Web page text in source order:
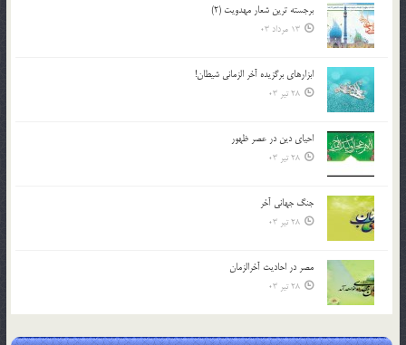
برجسته ترين شعار مهدويت (2)
13 مرداد 03
ابزارهاي برگزيده آخر الزماني شيطان!
28 تیر 03
احياي دين در عصر ظهور
28 تیر 03
جنگ جهاني آخر
28 تیر 03
مصر در احادیث آخرالزمان
28 تیر 03